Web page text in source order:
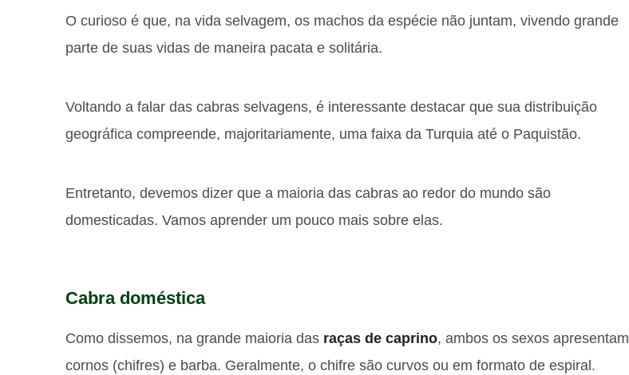
O curioso é que, na vida selvagem, os machos da espécie não juntam, vivendo grande
parte de suas vidas de maneira pacata e solitária.
Voltando a falar das cabras selvagens, é interessante destacar que sua distribuição
geográfica compreende, majoritariamente, uma faixa da Turquia até o Paquistão.
Entretanto, devemos dizer que a maioria das cabras ao redor do mundo são
domesticadas. Vamos aprender um pouco mais sobre elas.
Cabra doméstica
Como dissemos, na grande maioria das raças de caprino, ambos os sexos apresentam
cornos (chifres) e barba. Geralmente, o chifre são curvos ou em formato de espiral.